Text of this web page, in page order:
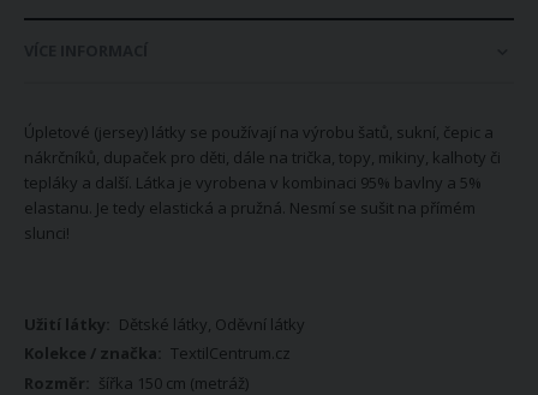
Úpletové (jersey) látky se používají na výrobu šatů, sukní, čepic a
nákrčníků, dupaček pro děti, dále na trička, topy, mikiny, kalhoty či
tepláky a další. Látka je vyrobena v kombinaci 95% bavlny a 5%
elastanu. Je tedy elastická a pružná. Nesmí se sušit na přímém
slunci!
Více
informací
Dětské látky, Oděvní látky
TextilCentrum.cz
šířka 150 cm (metráž)